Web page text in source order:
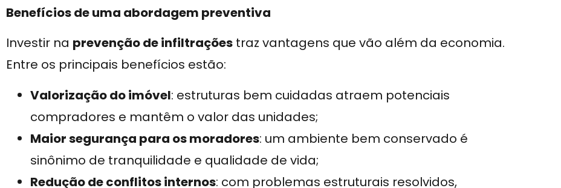
Benefícios de uma abordagem preventiva
Investir na prevenção de infiltrações traz vantagens que vão além da economia.
Entre os principais benefícios estão:
Valorização do imóvel: estruturas bem cuidadas atraem potenciais
compradores e mantêm o valor das unidades;
Maior segurança para os moradores: um ambiente bem conservado é
sinônimo de tranquilidade e qualidade de vida;
Redução de conflitos internos: com problemas estruturais resolvidos,